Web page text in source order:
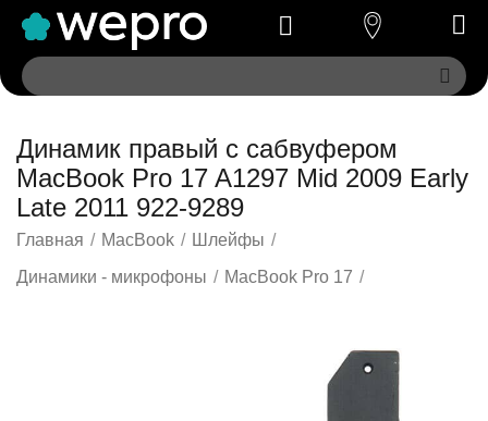
Динамик правый с сабвуфером
MacBook Pro 17 A1297 Mid 2009 Early
Late 2011 922-9289
Главная / MacBook / Шлейфы /
Динамики - микрофоны / MacBook Pro 17 /